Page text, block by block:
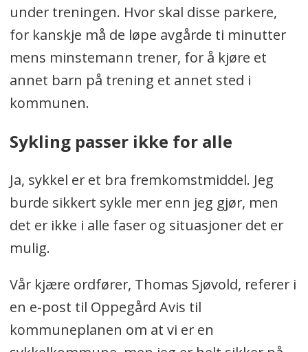
under treningen. Hvor skal disse parkere,
for kanskje må de løpe avgårde ti minutter
mens minstemann trener, for å kjøre et
annet barn på trening et annet sted i
kommunen.
Sykling passer ikke for alle
Ja, sykkel er et bra fremkomstmiddel. Jeg
burde sikkert sykle mer enn jeg gjør, men
det er ikke i alle faser og situasjoner det er
mulig.
Vår kjære ordfører, Thomas Sjøvold, referer i
en e-post til Oppegård Avis til
kommuneplanen om at vi er en